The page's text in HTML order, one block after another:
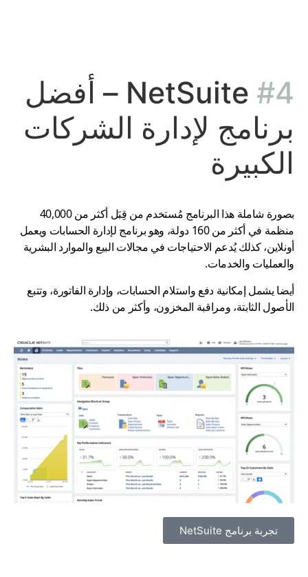
#4
NetSuite – أفضل
برنامج لإدارة الشركات
الكبيرة
بصورة شاملة هذا البرنامج مُستخدم من قِبَل أكثر من 40,000
منظمة في أكثر من 160 دولة، و
هو برنامج لإدارة الحسابات ويعمل
أونلاين، كذلك يُدعم الاحتياجات في مجالات البيع والموارد البشرية
والعمليات والخدمات.
أيضا يشمل إمكانية دفع واستلام الحسابات، وإدارة الفاتورة، وتتبع
الأصول الثابتة، ومراقبة المخزون، وأكثر من ذلك.
تجربة برنامج NetSuite